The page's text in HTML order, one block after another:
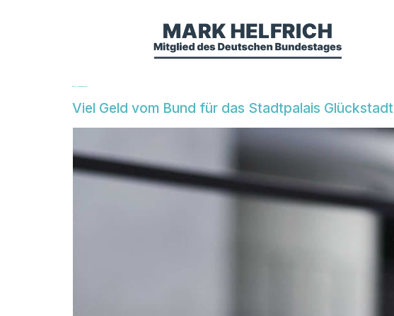
Viel Geld vom Bund für das Stadtpalais Glückstadt